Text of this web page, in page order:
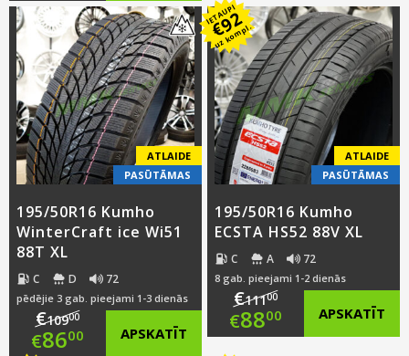
price
was:
€96.00.
Current
price
is:
€73.00.
was:
€100.00.
price
is:
€77.00.
ATLAIDE
PASŪTĀMAS
195/50R16 Kumho
WinterCraft ice Wi51
88T XL
C D 72
pēdējie 3 gab. pieejami 1-3 dienās
€10900
Original
€8600 APSKATĪT
IETAUPI
€92
uz kompl.
ATLAIDE
PASŪTĀMAS
195/50R16 Kumho
ECSTA HS52 88V XL
C A 72
8 gab. pieejami 1-2 dienās
€11100
Original
€8800 APSKATĪT